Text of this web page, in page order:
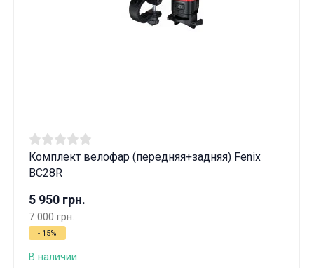
Комплект велофар (передняя+задняя) Fenix ​​
BC28R
5 950 грн.
7 000 грн.
- 15%
В наличии